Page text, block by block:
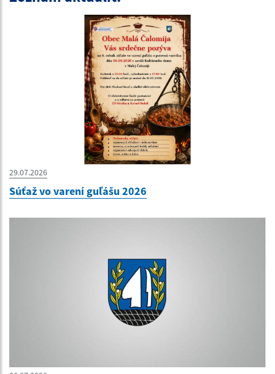
29.07.2026
Súťaž vo varení guľášu 2026